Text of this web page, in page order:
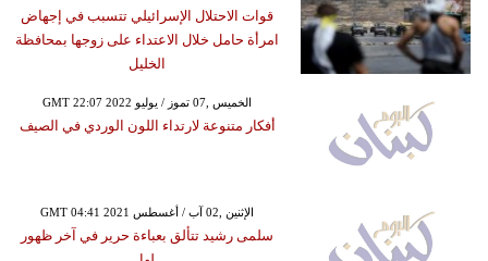
قوات الاحتلال الإسرائيلي تتسبب في إجهاض
امرأة حامل خلال الاعتداء على زوجها بمحافظة
الخليل
GMT 22:07 2022 الخميس ,07 تموز / يوليو
أفكار متنوعة لارتداء اللون الوردي في الصيف
GMT 04:41 2021 الإثنين ,02 آب / أغسطس
سلمى رشيد تتألق بعباءة حرير في آخر ظهور